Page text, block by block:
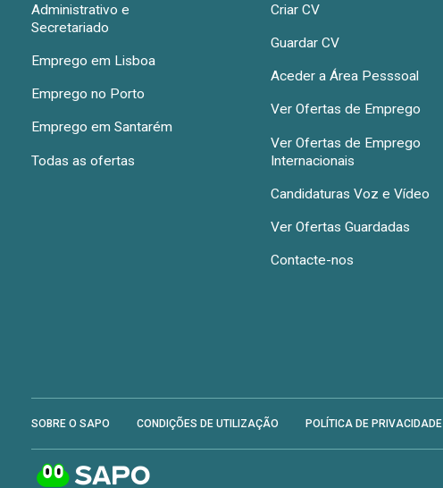
Administrativo e
Secretariado
Emprego em Lisboa
Emprego no Porto
Emprego em Santarém
Todas as ofertas
Criar CV
Guardar CV
Aceder a Área Pesssoal
Ver Ofertas de Emprego
Ver Ofertas de Emprego
Internacionais
Candidaturas Voz e Vídeo
Ver Ofertas Guardadas
Contacte-nos
SOBRE O SAPO CONDIÇÕES DE UTILIZAÇÃO POLÍTICA DE PRIVACIDADE